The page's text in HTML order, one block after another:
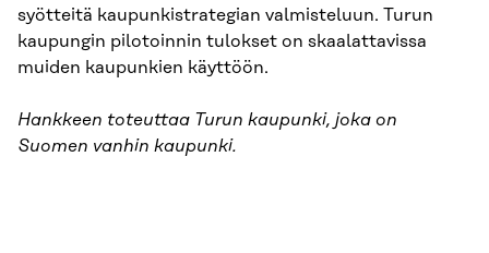
syötteitä kaupunkistrategian valmisteluun. Turun
kaupungin pilotoinnin tulokset on skaalattavissa
muiden kaupunkien käyttöön.
Hankkeen toteuttaa Turun kaupunki, joka on
Suomen vanhin kaupunki.